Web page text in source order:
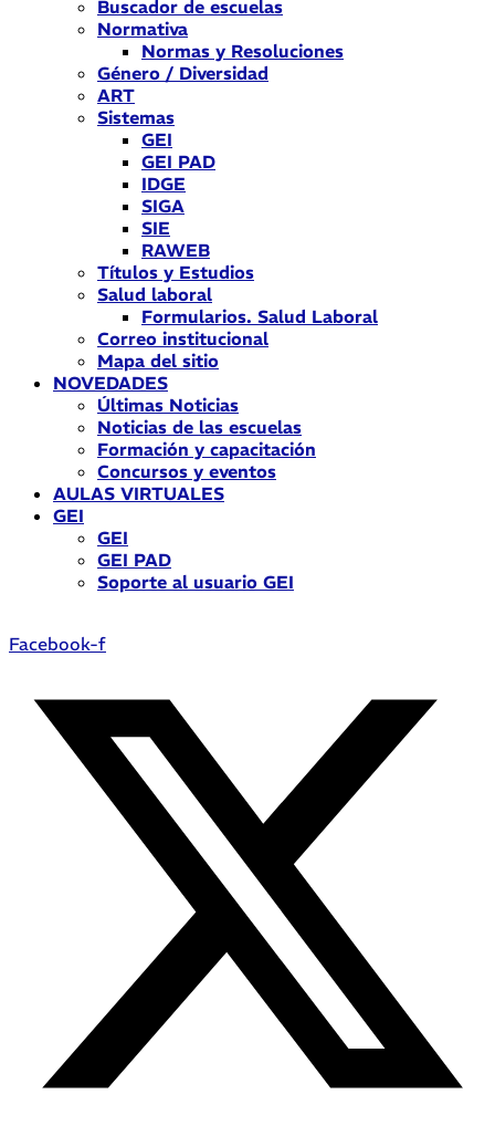
Buscador de escuelas
Normativa
Normas y Resoluciones
Género / Diversidad
ART
Sistemas
GEI
GEI PAD
IDGE
SIGA
SIE
RAWEB
Títulos y Estudios
Salud laboral
Formularios. Salud Laboral
Correo institucional
Mapa del sitio
NOVEDADES
Últimas Noticias
Noticias de las escuelas
Formación y capacitación
Concursos y eventos
AULAS VIRTUALES
GEI
GEI
GEI PAD
Soporte al usuario GEI
Facebook-f